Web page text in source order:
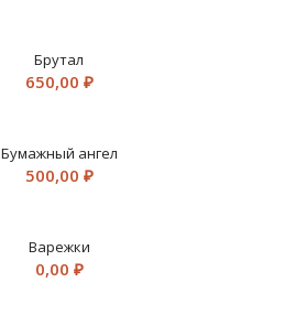
Брутал
650,00 ₽
Бумажный ангел
500,00 ₽
Варежки
0,00 ₽